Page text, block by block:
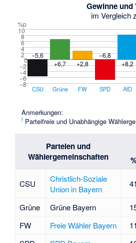
Gewinne und
im Vergleich
%p
10
8
6
4
2
0
−2
−4
−6
−8
−5,6
+6,7
+2,8
−6,8
+8,2
CSU Grüne FW SPD AfD
Anmerkungen:
f Parteifreie und Unabhängige
Parteien und
Wählergemeinschaften
CSU
Christlich-Soziale
Union in Bayern
Grüne Grüne Bayern
FW
Freie Wähler Bayern